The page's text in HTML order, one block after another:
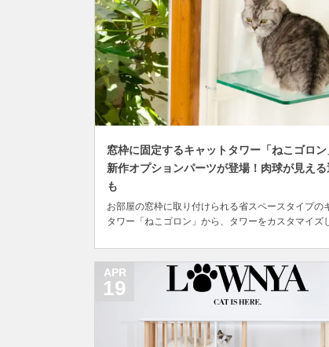
窓枠に固定するキャットタワー「ねこゴロン
新作オプションパーツが登場！肉球が見える
も
お部屋の窓枠に取り付けられる省スペースタイプの
タワー「ねこゴロン」から、タワーをカスタマイズ
は金具製品などの製造販売を手掛ける日晴金属が開
品で、木製の窓枠に固定するタイプのユニークなキ
ワー。 据え置きタイプや突っ張りタイプのキャット...
APR
19